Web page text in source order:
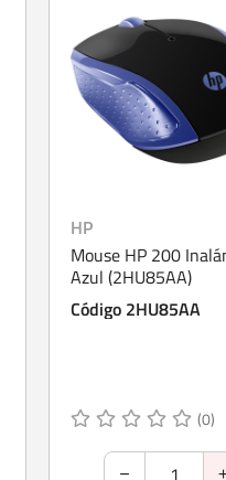
HP
Mouse HP 200
Azul (2HU85AA)
Código 2HU85AA
(0)